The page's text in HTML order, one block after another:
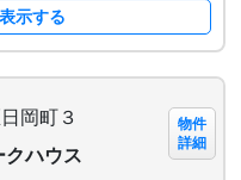
示する
岡町３
クハウス
物件
詳細